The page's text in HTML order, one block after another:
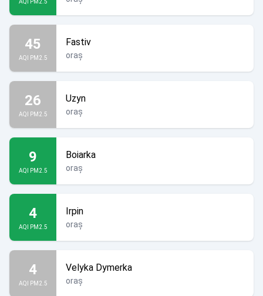
45
AQI PM2.5
Fastiv
oraș
26
AQI PM2.5
Uzyn
oraș
9
AQI PM2.5
Boiarka
oraș
4
AQI PM2.5
Irpin
oraș
4
AQI PM2.5
Velyka Dymerka
oraș